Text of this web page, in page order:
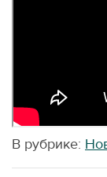
В рубрике: